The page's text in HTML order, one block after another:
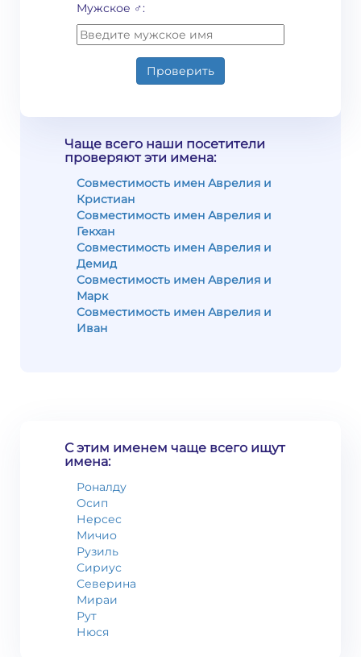
Мужское ♂:
Проверить
Чаще всего наши посетители
проверяют эти имена:
Совместимость имен Аврелия и
Кристиан
Совместимость имен Аврелия и
Гекхан
Совместимость имен Аврелия и
Демид
Совместимость имен Аврелия и
Марк
Совместимость имен Аврелия и
Иван
С этим именем чаще всего ищут
имена:
Роналду
Осип
Нерсес
Мичио
Рузиль
Сириус
Северина
Мираи
Рут
Нюся